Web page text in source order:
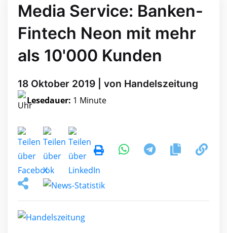
Media Service: Banken-
Fintech Neon mit mehr
als 10'000 Kunden
18 Oktober 2019 | von Handelszeitung
Lesedauer: 1 Minute